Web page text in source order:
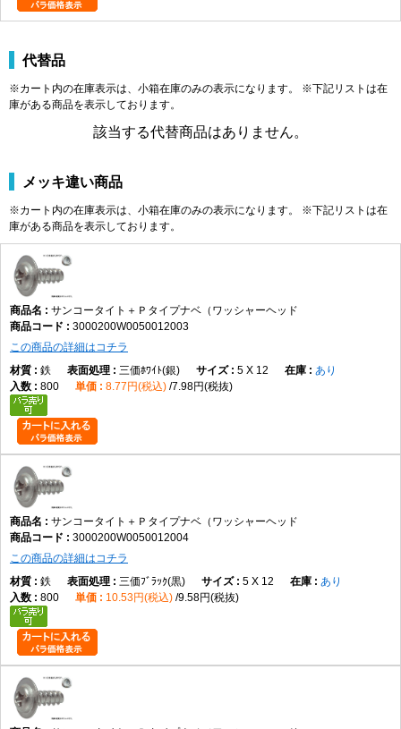
代替品
※カート内の在庫表示は、小箱在庫のみの表示になります。 ※下記リストは在
庫がある商品を表示しております。
該当する代替商品はありません。
メッキ違い商品
※カート内の在庫表示は、小箱在庫のみの表示になります。 ※下記リストは在
庫がある商品を表示しております。
サンコータイト＋Ｐタイプナベ（ワッシャーヘッド
3000200W0050012003
この商品の詳細はコチラ
鉄
三価ﾎﾜｲﾄ(銀) 5 X 12
あり
800
8.77円(税込) 7.98円(税抜)
サンコータイト＋Ｐタイプナベ（ワッシャーヘッド
3000200W0050012004
この商品の詳細はコチラ
鉄
三価ﾌﾞﾗｯｸ(黒) 5 X 12
あり
800
10.53円(税込) 9.58円(税抜)